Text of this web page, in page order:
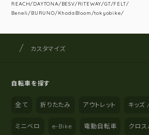
REACH/DAYTONA/BESV/RITEWAY/GT/FELT/
Beneli/BURUNO/KhodaBloom/tokyobike/
サイト内の現在地
サイクルショップナカゴヤ
カスタマイズ
自転車を探す
全て 折りたたみ アウトレット キッズ
ミニベロ e-Bike 電動自転車 クロス